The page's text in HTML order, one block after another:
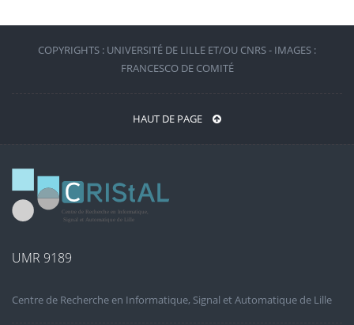
COPYRIGHTS : UNIVERSITÉ DE LILLE ET/OU CNRS - IMAGES :
FRANCESCO DE COMITÉ
HAUT DE PAGE
UMR 9189
Centre de Recherche en Informatique, Signal et Automatique de Lille